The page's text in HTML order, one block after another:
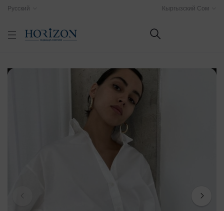
Русский Кыргызский Сом